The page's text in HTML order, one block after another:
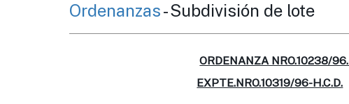
Ordenanzas- Subdivisión de lote
ORDENANZA NRO.10238/
EXPTE.NRO.10319/96-H.C.D.